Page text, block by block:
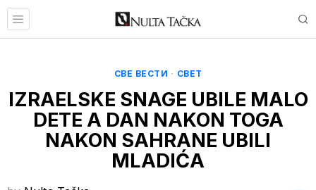
СВЕ ВЕСТИ · СВЕТ
IZRAELSKE SNAGE UBILE MALO
DETE A DAN NAKON TOGA
NAKON SAHRANE UBILI
MLADIĆA